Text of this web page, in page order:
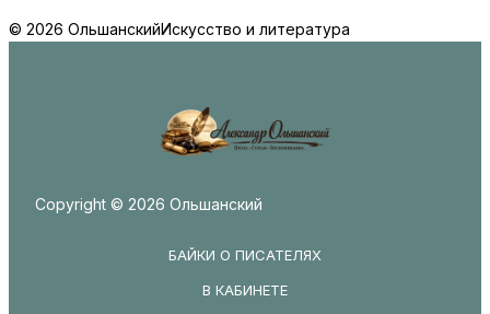
© 2026 ОльшанскийИскусство и литература
Copyright © 2026 Ольшанский
БАЙКИ О ПИСАТЕЛЯХ
В КАБИНЕТЕ